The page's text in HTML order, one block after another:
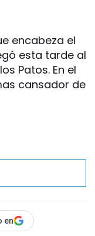
encabeza el
esta tarde al
Patos. En el
cansador de
en